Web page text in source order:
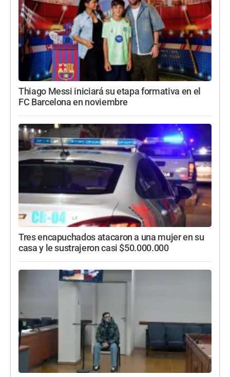
Thiago Messi iniciará su etapa formativa en el
FC Barcelona en noviembre
Tres encapuchados atacaron a una mujer en su
casa y le sustrajeron casi $50.000.000